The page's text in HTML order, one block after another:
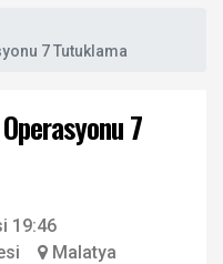
7 Tutuklama
7
19:46
Malatya